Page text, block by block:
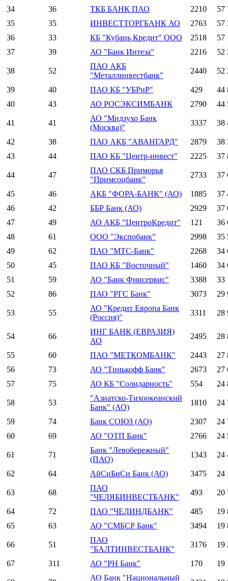
34
36 ТКБ БАНК ПАО 2210
57
35
35 ИНВЕСТТОРГБАНК АО 2763
57
36
33 КБ "Кубань Кредит" ООО 2518
57
37
39 АО "Банк Интеза" 2216 52
38 52
ПАО АКБ
"Металлинвестбанк"
2440 52
39 40 ПАО КБ "УБРиР" 429
44
40
43 АО РОСЭКСИМБАНК 2790 44
41 41
АО "Мидзухо Банк
(Москва)"
3337 38
42 38 ПАО АКБ "АВАНГАРД" 2879
38
43
44 ПАО КБ "Центр-инвест" 2225 37
44 47
ПАО СКБ Приморья
"Примсоцбанк"
2733 37
45 46 АКБ "ФОРА-БАНК" (АО) 1885
37
46
42 ББР Банк (АО) 2929
37
47
49 АО АКБ "ЦентроКредит" 121
36
48
61 ООО "Экспобанк" 2998
35
49
62 ПАО "МТС-Банк" 2268
34
50
45 ПАО КБ "Восточный" 1460
34
51
59 АО "Банк Финсервис" 3388
33
52
86 ПАО "РГС Банк" 3073 29
53 55
АО "Кредит Европа Банк
(Россия)"
3311 28
54 66
ИНГ БАНК (ЕВРАЗИЯ)
АО
2495 28
55 60 ПАО "МЕТКОМБАНК" 2443
27
56
73 АО "Тинькофф Банк" 2673
27
57
75 АО КБ "Солидарность" 554 24
58 53
"Азиатско-Тихоокеанский
Банк" (АО)
1810 24
59 74 Банк СОЮЗ (АО) 2307
24
60
69 АО "ОТП Банк" 2766 24
61 71
Банк "Левобережный"
(ПАО)
1343 24
62 64 АйСиБиСи Банк (АО) 3475 24
63 68
ПАО
"ЧЕЛЯБИНВЕСТБАНК"
493 20
64 72 ПАО "ЧЕЛИНДБАНК" 485
19
65
63 АО "СМБСР Банк" 3494 19
66 51
ПАО
"БАЛТИНВЕСТБАНК"
3176 19
67 311 АО "РН Банк" 170 19
АО Банк "Национальный